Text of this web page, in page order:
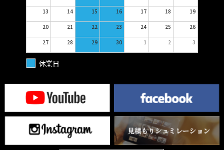
13 14 15 16 17 18 19
20 21 22 23 24 25 26
27 28 29 30 1 2 3
休業日